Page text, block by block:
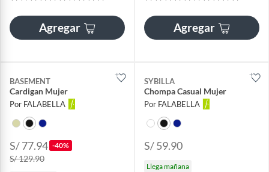
Agregar Agregar
BASEMENT
Cardigan Mujer
Por FALABELLA
S/ 77.94 -40%
S/ 129.90
SYBILLA
Chompa Casual Mujer
Por FALABELLA
S/ 59.90
Llega mañana